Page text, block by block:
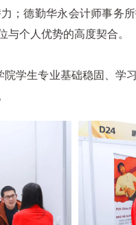
；德勤华永会计师事务
个人优势的高度契合。
学生专业基础稳固、学